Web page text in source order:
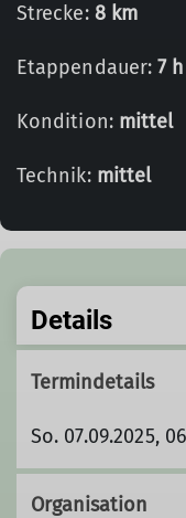
Strecke: 8 km
Etappendauer:7 h
Kondition: mittel
Technik: mittel
Details
Termindetails
So. 07.09.2025,
Organisation